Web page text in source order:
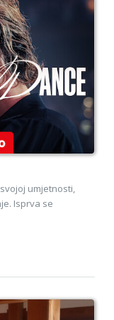
umjetnosti,
Isprva se